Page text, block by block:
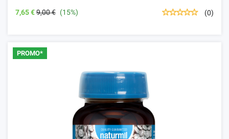
7,65 €9,00 € (15%) (0)
PROMO*